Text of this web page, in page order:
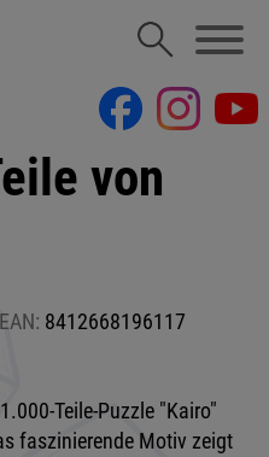
von
EAN: 8412668196117
Teile-Puzzle "Kairo"
faszinierende Motiv zeigt